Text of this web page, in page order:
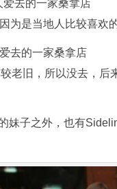
为是当地人比较喜欢
老旧，所以没去，
妹子之外，也有